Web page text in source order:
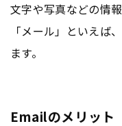
文字や写真などの情
「メール」といえば
ます。
Emailのメリット